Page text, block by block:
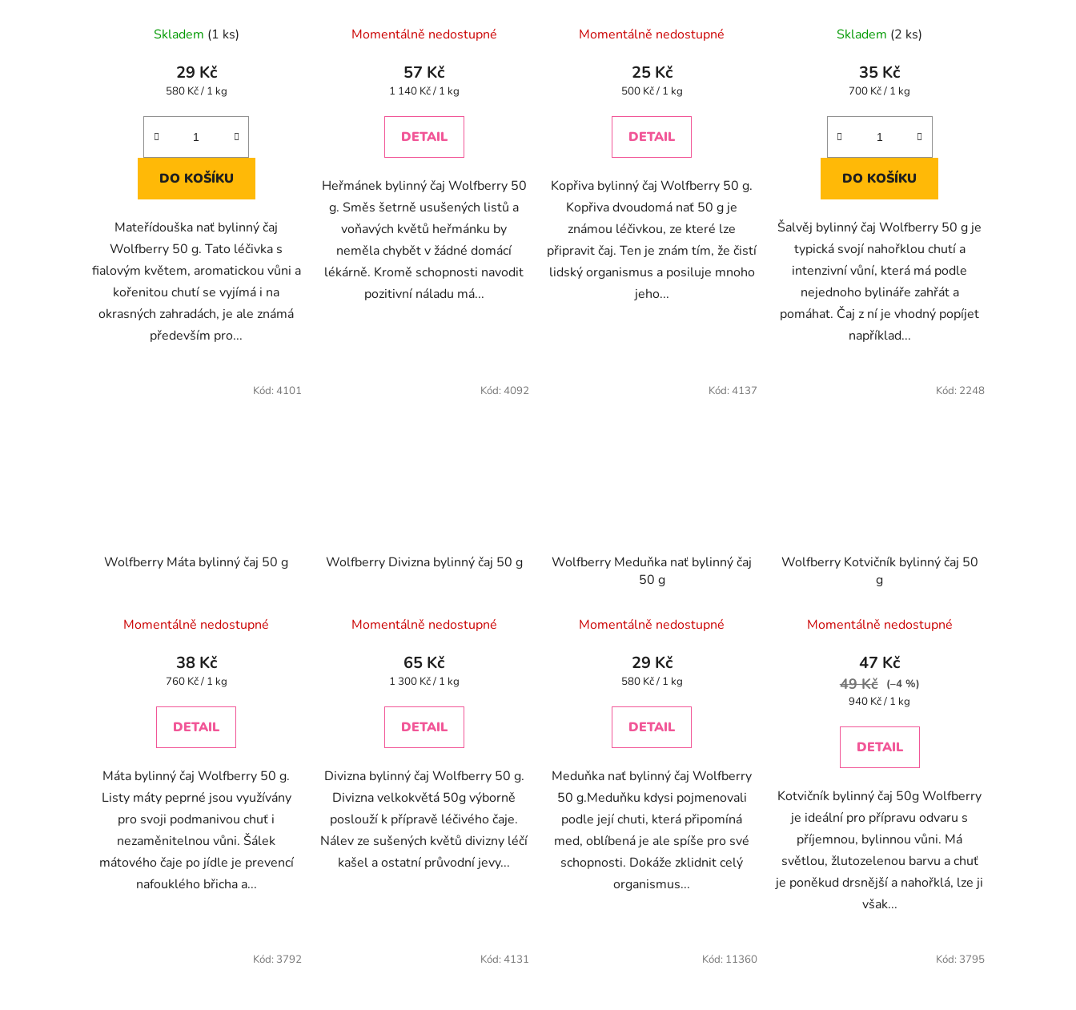
Skladem (1 ks)
29 Kč
Měrná
580 Kč / 1 kg
DO KOŠÍKU
Mateřídouška nať bylinný čaj
Wolfberry 50 g. Tato léčivka s
fialovým květem, aromatickou vůni a
kořenitou chutí se vyjímá i na
okrasných zahradách, je ale známá
především pro...
Momentálně nedostupné
57 Kč
Měrná
1 140 Kč / 1 kg
DETAIL
Heřmánek bylinný čaj Wolfberry 50
g. Směs šetrně usušených listů a
voňavých květů heřmánku by
neměla chybět v žádné domácí
lékárně. Kromě schopnosti navodit
pozitivní náladu má...
Momentálně nedostupné
25 Kč
Měrná
500 Kč / 1 kg
DETAIL
Kopřiva bylinný čaj Wolfberry 50 g.
Kopřiva dvoudomá nať 50 g je
známou léčivkou, ze které lze
připravit čaj. Ten je znám tím, že čistí
lidský organismus a posiluje mnoho
jeho...
Skladem (2 ks)
35 Kč
Měrná
700 Kč / 1 kg
DO KOŠÍKU
Šalvěj bylinný čaj Wolfberry 50 g je
typická svojí nahořklou chutí a
intenzivní vůní, která má podle
nejednoho bylináře zahřát a
pomáhat. Čaj z ní je vhodný popíjet
například...
Wolfberry Máta bylinný čaj 50 g
Momentálně nedostupné
38 Kč
Měrná
760 Kč / 1 kg
DETAIL
Máta bylinný čaj Wolfberry 50 g.
Listy máty peprné jsou využívány
pro svoji podmanivou chuť i
nezaměnitelnou vůni. Šálek
mátového čaje po jídle je prevencí
nafouklého břicha a...
Kód: 4101
Wolfberry Divizna bylinný čaj 50 g
Momentálně nedostupné
65 Kč
Měrná
1 300 Kč / 1 kg
DETAIL
Divizna bylinný čaj Wolfberry 50 g.
Divizna velkokvětá 50g výborně
poslouží k přípravě léčivého čaje.
Nálev ze sušených květů divizny léčí
kašel a ostatní průvodní jevy...
Kód: 4092
Wolfberry Meduňka nať bylinný čaj
50 g
Momentálně nedostupné
29 Kč
Měrná
580 Kč / 1 kg
DETAIL
Meduňka nať bylinný čaj Wolfberry
50 g.Meduňku kdysi pojmenovali
podle její chuti, která připomíná
med, oblíbená je ale spíše pro své
schopnosti. Dokáže zklidnit celý
organismus...
Kód: 4137
Wolfberry Kotvičník bylinný čaj 50
g
Momentálně nedostupné
47 Kč
49 Kč
(–4 %)
Měrná
940 Kč / 1 kg
DETAIL
Kotvičník bylinný čaj 50g Wolfberry
je ideální pro přípravu odvaru s
příjemnou, bylinnou vůni. Má
světlou, žlutozelenou barvu a chuť
je poněkud drsnější a nahořklá, lze ji
však...
Kód: 2248
Kód: 3792 Kód: 4131 Kód: 11360 Kód: 3795